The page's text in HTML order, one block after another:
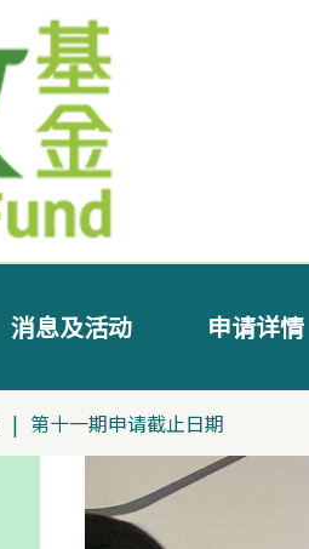
消息及活动 申请详情
| 第十一期申请截止日期